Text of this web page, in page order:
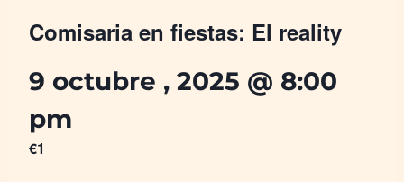
Comisaria en fiestas: El reality
9 octubre , 2025 @ 8:00
pm
€1